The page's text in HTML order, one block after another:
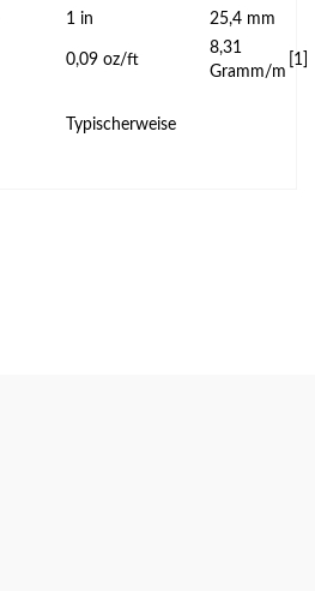
1 in 25,4 mm
0,09 oz/ft
8,31
Gramm/m
[1]
Typischerweise